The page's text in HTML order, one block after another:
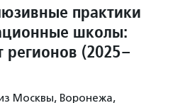
практики
школы:
(2025–
Москвы, Воронежа,